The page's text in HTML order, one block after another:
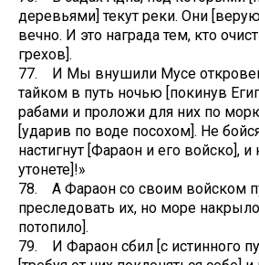
деревьями] текут реки. Они
вечно. И это награда тем, кто
грехов].
77. И Мы внушили Мусе
тайком в путь ночью [покинув
рабами и проложи для них по
[ударив по воде посохом]. Не
настигнут [Фараон и его войско], и
утонете]!»
78. А Фараон со своим войском
преследовать их, но море
потопило].
79. И Фараон сбил [с истинного